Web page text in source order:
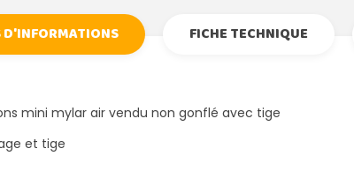
D'INFORMATIONS FICHE TECHNIQUE
mini mylar air vendu non gonflé avec tige
et tige